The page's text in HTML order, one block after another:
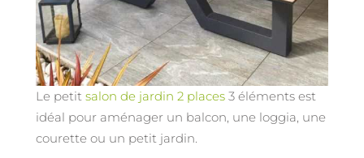
Le petit salon de jardin 2 places 3 éléments est
idéal pour aménager un balcon, une loggia, une
courette ou un petit jardin.